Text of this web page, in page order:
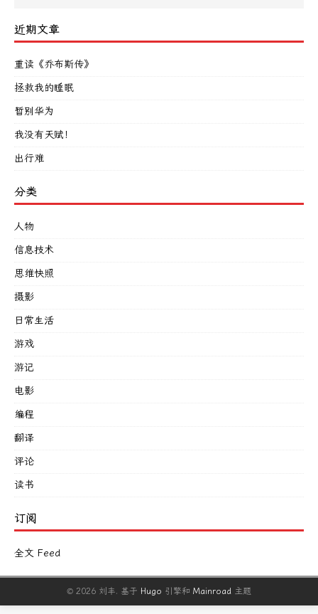
近期文章
重读《乔布斯传》
拯救我的睡眠
暂别华为
我没有天赋！
出行难
分类
人物
信息技术
思维快照
摄影
日常生活
游戏
游记
电影
编程
翻译
评论
读书
订阅
全文 Feed
© 2026 刘丰. 基于 Hugo 引擎和 Mainroad 主题